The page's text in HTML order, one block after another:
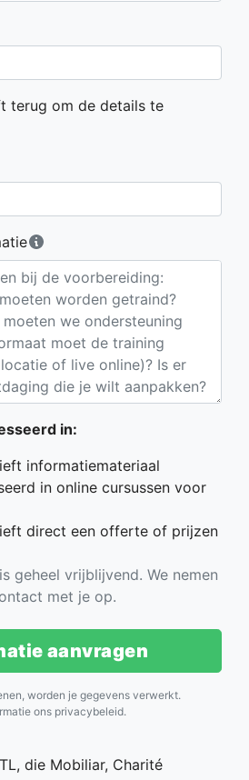
terug om de details te
in:
informatiemateriaal
in online cursussen voor
direct een offerte of prijzen
geheel vrijblijvend. We nemen
met je op.
aanvragen
worden je gegevens verwerkt.
ons privacybeleid.